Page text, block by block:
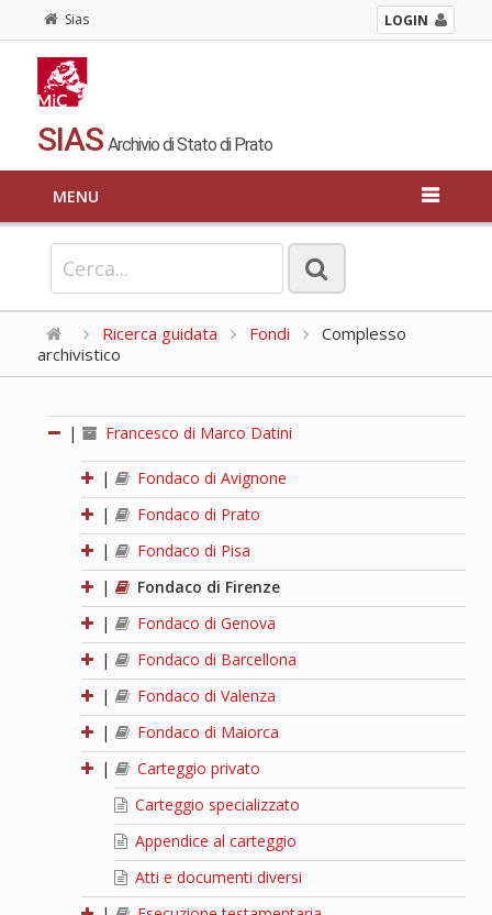
Sias LOGIN
SIAS Archivio di Stato di Prato
MENU
Ricerca guidata Fondi
Complesso
archivistico
| Francesco di Marco Datini
|
Fondaco di Avignone
|
Fondaco di Prato
|
Fondaco di Pisa
|
Fondaco di Firenze
|
Fondaco di Genova
|
Fondaco di Barcellona
|
Fondaco di Valenza
|
Fondaco di Maiorca
|
Carteggio privato
Carteggio specializzato
Appendice al carteggio
Atti e documenti diversi